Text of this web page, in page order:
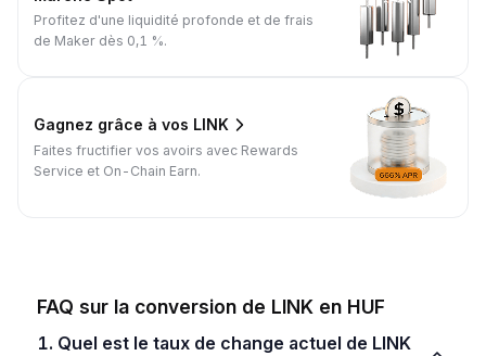
Profitez d'une liquidité profonde et de frais
de Maker dès 0,1 %.
Gagnez grâce à vos LINK
Faites fructifier vos avoirs avec Rewards
Service et On-Chain Earn.
FAQ sur la conversion de LINK en HUF
1. Quel est le taux de change actuel de LINK